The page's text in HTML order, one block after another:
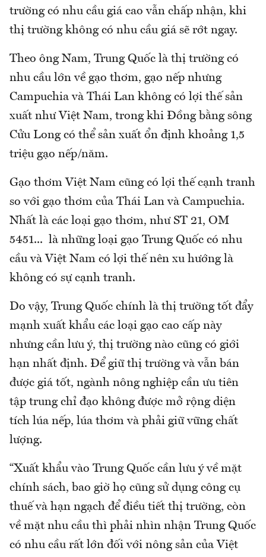
trường có nhu cầu giá cao vẫn chấp nhận, khi
thị trường không có nhu cầu giá sẽ rớt ngay.
Theo ông Nam, Trung Quốc là thị trường có
nhu cầu lớn về gạo thơm, gạo nếp nhưng
Campuchia và Thái Lan không có lợi thế sản
xuất như Việt Nam, trong khi Đồng bằng sông
Cửu Long có thể sản xuất ổn định khoảng 1,5
triệu gạo nếp/năm.
Gạo thơm Việt Nam cũng có lợi thế cạnh tranh
so với gạo thơm của Thái Lan và Campuchia.
Nhất là các loại gạo thơm, như ST 21, OM
5451... là những loại gạo Trung Quốc có nhu
cầu và Việt Nam có lợi thế nên xu hướng là
không có sự cạnh tranh.
Do vậy, Trung Quốc chính là thị trường tốt đẩy
mạnh xuất khẩu các loại gạo cao cấp này
nhưng cần lưu ý, thị trường nào cũng có giới
hạn nhất định. Để giữ thị trường và vẫn bán
được giá tốt, ngành nông nghiệp cần ưu tiên
tập trung chỉ đạo không được mở rộng diện
tích lúa nếp, lúa thơm và phải giữ vững chất
lượng.
“Xuất khẩu vào Trung Quốc cần lưu ý về mặt
chính sách, bao giờ họ cũng sử dụng công cụ
thuế và hạn ngạch để điều tiết thị trường, còn
về mặt nhu cầu thì phải nhìn nhận Trung Quốc
có nhu cầu rất lớn đối với nông sản của Việt